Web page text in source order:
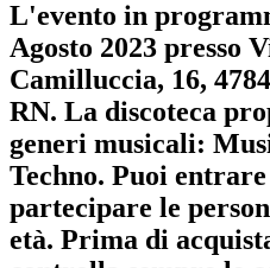
L'evento in
Agosto 2023 presso
Camilluccia, 16,
RN. La discoteca
generi musicali:
Techno. Puoi entrare
partecipare le
età. Prima di